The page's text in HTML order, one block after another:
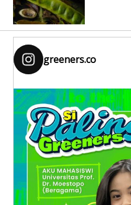
greeners.co